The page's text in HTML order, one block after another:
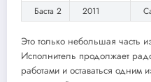
Баста 2
2011
Это только небольшая часть
Исполнитель продолжает
работами и оставаться